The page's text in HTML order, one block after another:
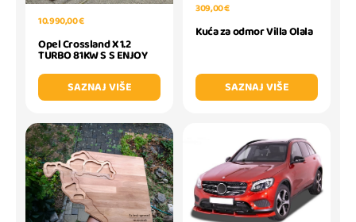
10.990,00 €
Opel Crossland X 1.2
TURBO 81KW S S ENJOY
SAZNAJ VIŠE
309,00 €
Kuća za odmor Villa Olala
SAZNAJ VIŠE